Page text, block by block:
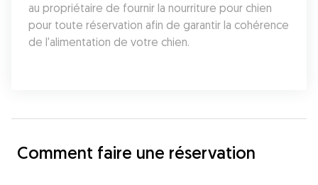
au propriétaire de fournir la nourriture pour chien
pour toute réservation afin de garantir la cohérence
de l'alimentation de votre chien.
Comment faire une réservation